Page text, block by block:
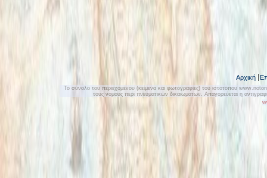
Αρχική
Το σύνολο του περιεχομένου (κείμενα και φωτογραφίες) του ιστοτόπου
τους νόμους περί πνευματικών δικαιωμάτων. Απαγορεύεται η